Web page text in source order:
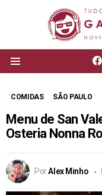
COMIDAS SÃO PAULO
Menu de San
Osteria Nonna
PorAlex Minho